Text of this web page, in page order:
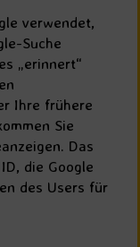
verwendet,
Suche
„erinnert“
Ihre frühere
Sie
Das
die Google
des Users für